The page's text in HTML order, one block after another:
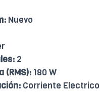
Nuevo
2
(RMS): 180 W
Corriente Electrico